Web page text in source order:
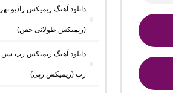
(ریمیکس طولانی خفن)
دانلود آهنگ ریمیکس رپ سن
رپ (ریمیکس رپی)